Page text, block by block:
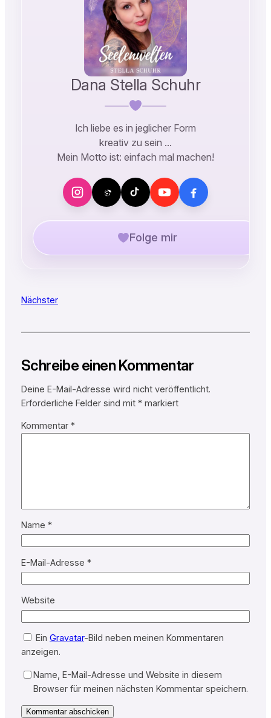
Dana Stella Schuhr
Ich liebe es in jeglicher Form
kreativ zu sein …
Mein Motto ist: einfach mal machen!
Folge mir
Nächster
Schreibe einen Kommentar
Deine E-Mail-Adresse wird nicht veröffentlicht.
Erforderliche Felder sind mit *markiert
Kommentar *
Name *
E-Mail-Adresse *
Website
Ein Gravatar-Bild neben meinen Kommentaren
anzeigen.
Name, E-Mail-Adresse und Website in diesem
Browser für meinen nächsten Kommentar speichern.